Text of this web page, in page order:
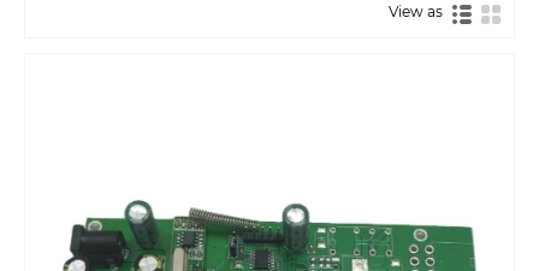
View as